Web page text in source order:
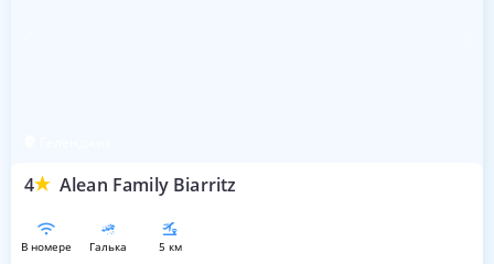
4 Alean Family Biarritz
в номере галька 5 км